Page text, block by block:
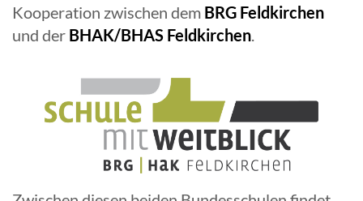
Kooperation zwischen dem BRG Feldkirchen
und der BHAK/BHAS Feldkirchen.